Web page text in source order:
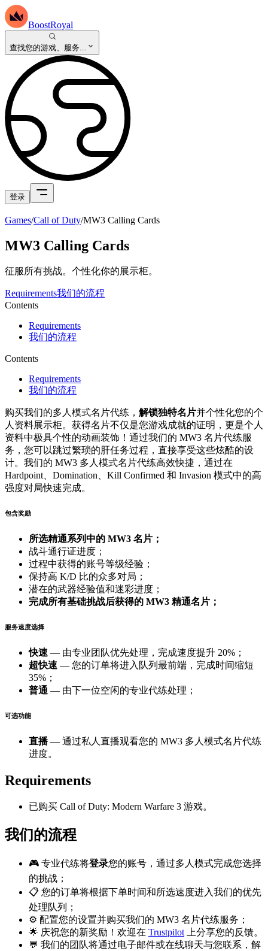
BoostRoyal
查找您的游戏、服务...
登录
Games/Call of Duty/MW3 Calling Cards
MW3 Calling Cards
征服所有挑战。个性化你的展示柜。
Requirements我们的流程
Contents
Requirements
我们的流程
Contents
Requirements
我们的流程
购买我们的多人模式名片代练， 解锁独特名片并个性化您的个
人资料展示柜。获得名片不仅是您游戏成就的证明，更是个人
资料中极具个性的动画装饰！通过我们的 MW3 名片代练服
务，您可以跳过繁琐的肝任务过程，直接享受这些炫酷的设
计。我们的 MW3 多人模式名片代练高效快捷，通过在
Hardpoint、Domination、Kill Confirmed 和 Invasion 模式中的高
强度对局快速完成。
包含奖励
所选精通系列中的 MW3 名片；
战斗通行证进度；
过程中获得的账号等级经验；
保持高 K/D 比的众多对局；
潜在的武器经验值和迷彩进度；
完成所有基础挑战后获得的 MW3 精通名片；
服务速度选择
快速 — 由专业团队优先处理，完成速度提升 20%；
超快速 — 您的订单将进入队列最前端，完成时间缩短
35%；
普通 — 由下一位空闲的专业代练处理；
可选功能
直播— 通过私人直播观看您的 MW3 多人模式名片代练
进度。
Requirements
已购买 Call of Duty: Modern Warfare 3 游戏。
我们的流程
🎮 专业代练将登录您的账号，通过多人模式完成您选择
的挑战；
📋 您的订单将根据下单时间和所选速度进入我们的优先
处理队列；
⚙️ 配置您的设置并购买我们的 MW3 名片代练服务；
🌟 庆祝您的新奖励！欢迎在 Trustpilot 上分享您的反馈。
💬 我们的团队将通过电子邮件或在线聊天与您联系，解